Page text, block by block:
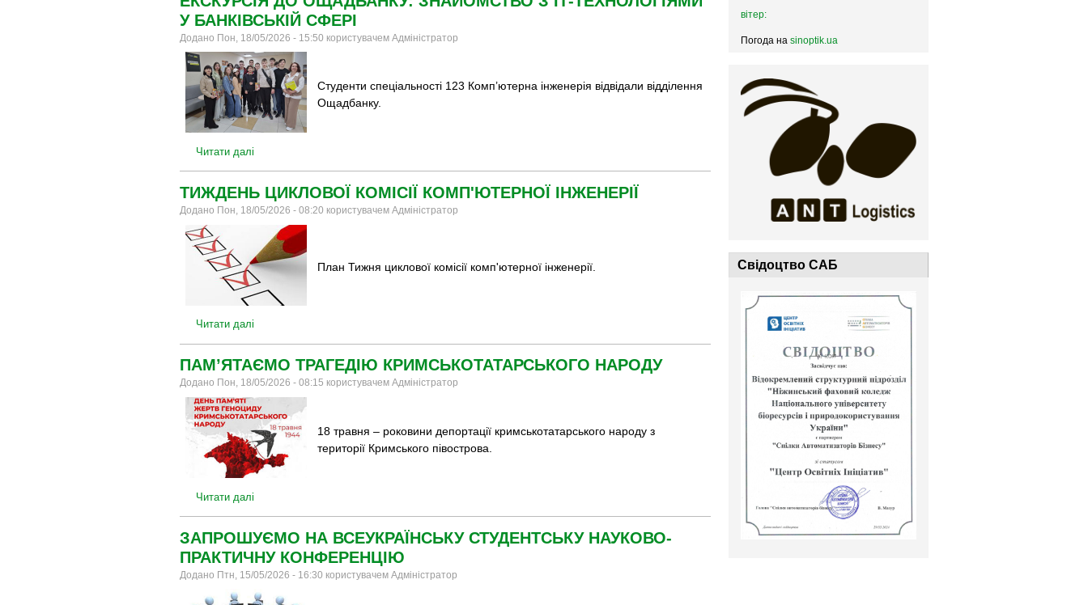
У БАНКІВСЬКІЙ СФЕРІ
Додано Пон, 18/05/2026 - 15:50 користувачем Адміністратор
Студенти спеціальності 123 Комп’ютерна інженерія відвідали відділення
Ощадбанку.
Читати далі
ТИЖДЕНЬ ЦИКЛОВОЇ КОМІСІЇ КОМП'ЮТЕРНОЇ ІНЖЕНЕРІЇ
Додано Пон, 18/05/2026 - 08:20 користувачем Адміністратор
План Тижня циклової комісії комп'ютерної інженерії.
Читати далі
ПАМ’ЯТАЄМО ТРАГЕДІЮ КРИМСЬКОТАТАРСЬКОГО НАРОДУ
Додано Пон, 18/05/2026 - 08:15 користувачем Адміністратор
18 травня – роковини депортації кримськотатарського народу з
території Кримського півострова.
Читати далі
ЗАПРОШУЄМО НА ВСЕУКРАЇНСЬКУ СТУДЕНТСЬКУ НАУКОВО-
ПРАКТИЧНУ КОНФЕРЕНЦІЮ
Додано Птн, 15/05/2026 - 16:30 користувачем Адміністратор
вітер:
Погода на sinoptik.ua
Свідоцтво САБ